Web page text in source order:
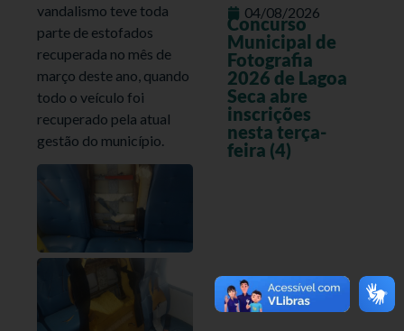
vandalismo teve toda
parte de estofados
recuperada no mês de
março deste ano, quando
todo o veículo foi
recuperado pela atual
gestão do município.
04/08/2026
Concurso
Municipal de
Fotografia
2026 de Lagoa
Seca abre
inscrições
nesta terça-
feira (4)